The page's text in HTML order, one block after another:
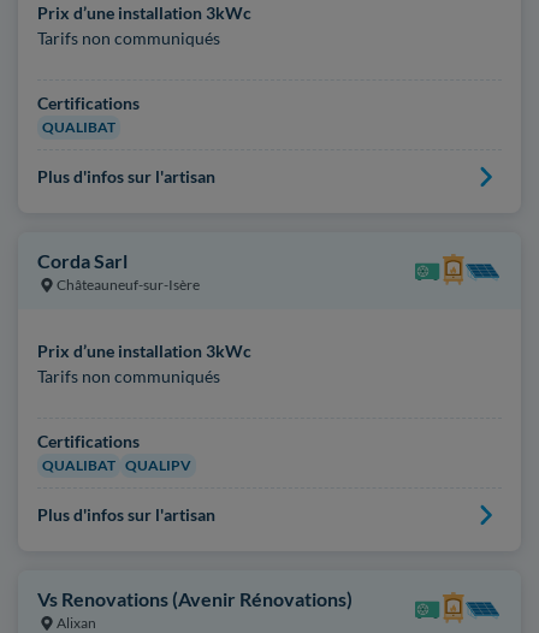
Prix d’une installation 3kWc
Tarifs non communiqués
Certifications
QUALIBAT
Plus d'infos sur l'artisan
Corda Sarl
Châteauneuf-sur-Isère
Prix d’une installation 3kWc
Tarifs non communiqués
Certifications
QUALIBAT QUALIPV
Plus d'infos sur l'artisan
Vs Renovations (Avenir Rénovations)
Alixan